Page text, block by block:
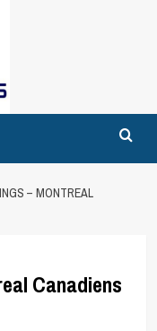
– MONTREAL
Canadiens